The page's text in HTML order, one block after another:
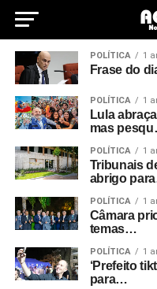
POLÍTICA 1
Frase do
POLÍTICA 1
Lula
mas
POLÍTICA 1
Tribunais
abrigo
POLÍTICA 1
Câmara
temas…
POLÍTICA 1
‘Prefeito
para…